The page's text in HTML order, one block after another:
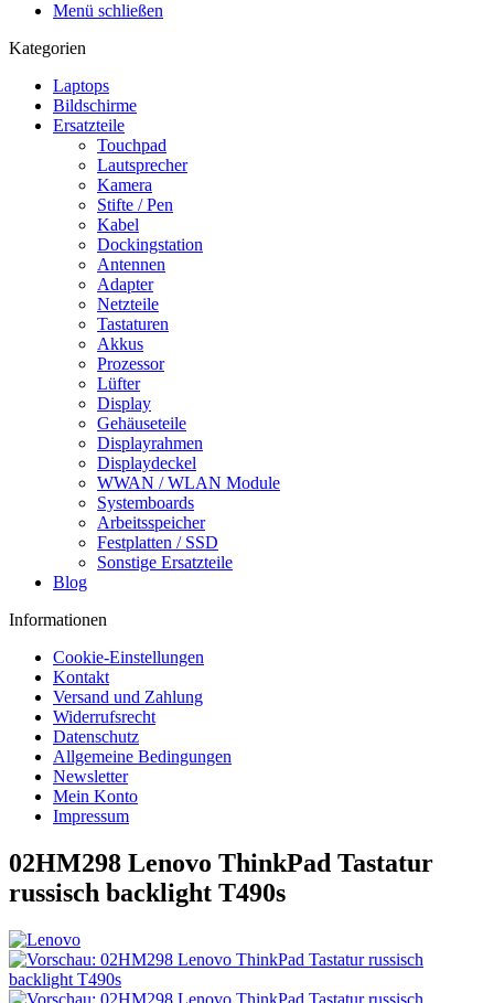
Menü schließen
Kategorien
Laptops
Bildschirme
Ersatzteile
Touchpad
Lautsprecher
Kamera
Stifte / Pen
Kabel
Dockingstation
Antennen
Adapter
Netzteile
Tastaturen
Akkus
Prozessor
Lüfter
Display
Gehäuseteile
Displayrahmen
Displaydeckel
WWAN / WLAN Module
Systemboards
Arbeitsspeicher
Festplatten / SSD
Sonstige Ersatzteile
Blog
Informationen
Cookie-Einstellungen
Kontakt
Versand und Zahlung
Widerrufsrecht
Datenschutz
Allgemeine Bedingungen
Newsletter
Mein Konto
Impressum
02HM298 Lenovo ThinkPad Tastatur
russisch backlight T490s